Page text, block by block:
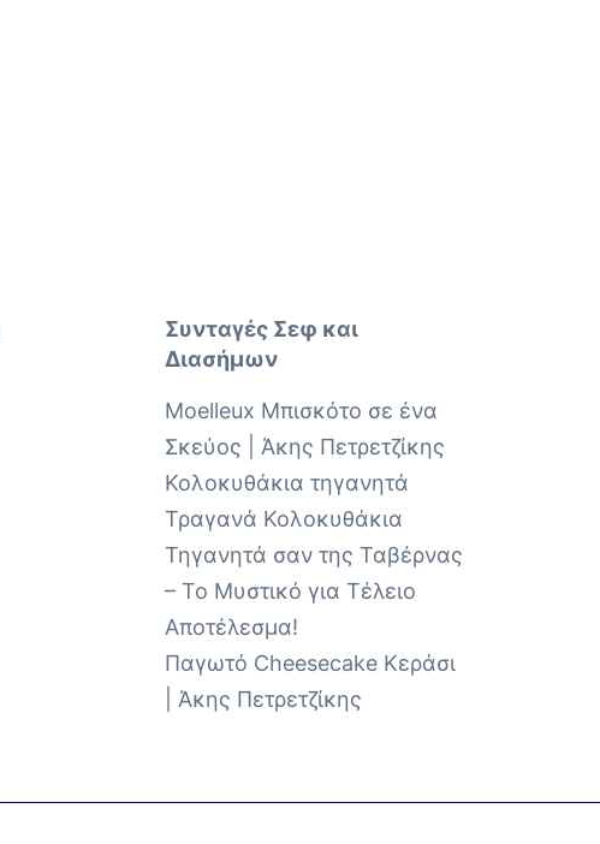
Συνταγές Σεφ και
Διασήμων
Moelleux Μπισκότο σε ένα
Σκεύος | Άκης Πετρετζίκης
Κολοκυθάκια τηγανητά
Τραγανά Κολοκυθάκια
Τηγανητά σαν της Ταβέρνας
– Το Μυστικό για Τέλειο
Αποτέλεσμα!
Παγωτό Cheesecake Κεράσι
| Άκης Πετρετζίκης